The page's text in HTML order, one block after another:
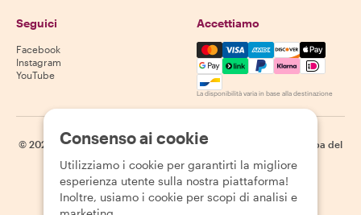
Seguici
Facebook
Instagram
YouTube
Accettiamo
Mastercard, Visa, Amex,
La disponibilità varia in base alla destinazione
© 2026 Withlocals.com | Informativa sulla privacy
Mappa del
Consenso ai cookie
Utilizziamo i cookie per garantirti la migliore
esperienza utente sulla nostra piattaforma!
Inoltre, usiamo i cookie per scopi di analisi e